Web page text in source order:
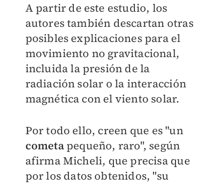
A partir de este estudio, los
autores también descartan otras
posibles explicaciones para el
movimiento no gravitacional,
incluida la presión de la
radiación solar o la interacción
magnética con el viento solar.
Por todo ello, creen que es "un
cometa pequeño, raro", según
afirma Micheli, que precisa que
por los datos obtenidos, "su